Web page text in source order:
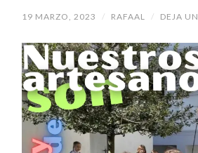
19 MARZO, 2023 / RAFAAL / DEJA